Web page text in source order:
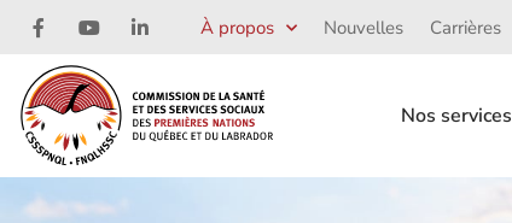
À propos Nouvelles Carrières
Nos services